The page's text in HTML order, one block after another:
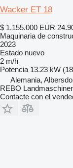
Wacker ET 18
$ 1.155.000 EUR
Maquinaria de
2023
Estado nuevo
2 m/h
Potencia 13.23 kW
Alemania,
REBO
Contacte con el